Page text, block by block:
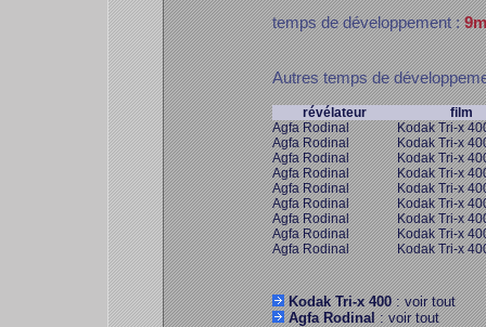
temps de développement :
Autres temps de
révélateur
film
Agfa Rodinal
Kodak Tri-x
Agfa Rodinal
Kodak Tri-x
Agfa Rodinal
Kodak Tri-x
Agfa Rodinal
Kodak Tri-x
Agfa Rodinal
Kodak Tri-x
Agfa Rodinal
Kodak Tri-x
Agfa Rodinal
Kodak Tri-x
Agfa Rodinal
Kodak Tri-x
Agfa Rodinal
Kodak Tri-x
Kodak Tri-x 400: voir tout
Agfa Rodinal: voir tout